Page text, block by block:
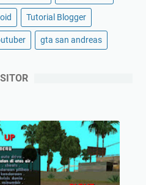
Tutorial Blogger
gta san andreas